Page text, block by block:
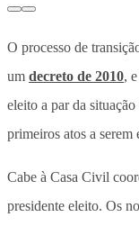
O processo de
um decreto de 2010,
eleito a par da
primeiros atos a
Cabe à Casa Civil
presidente eleito. Os